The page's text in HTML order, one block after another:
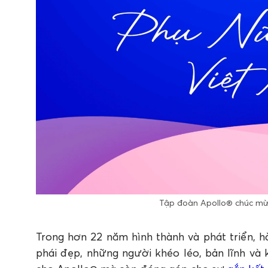
Tập đoàn Apollo® chúc
Trong hơn 22 năm hình thành và phát triển,
phái đẹp, những người khéo léo, bản lĩnh